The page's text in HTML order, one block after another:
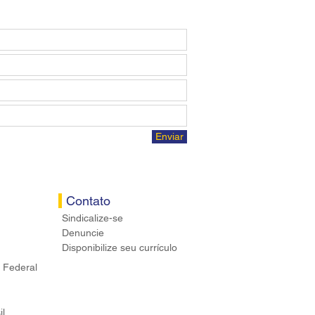
Enviar
Federal
Contato
Sindicalize-se
Denuncie
Disponibilize seu currículo